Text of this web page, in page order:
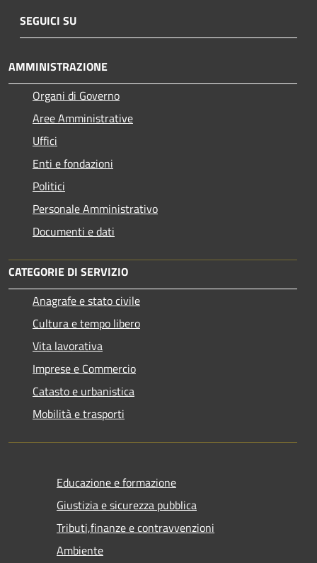
SEGUICI SU
AMMINISTRAZIONE
Organi di Governo
Aree Amministrative
Uffici
Enti e fondazioni
Politici
Personale Amministrativo
Documenti e dati
CATEGORIE DI SERVIZIO
Anagrafe e stato civile
Cultura e tempo libero
Vita lavorativa
Imprese e Commercio
Catasto e urbanistica
Mobilità e trasporti
Educazione e formazione
Giustizia e sicurezza pubblica
Tributi,finanze e contravvenzioni
Ambiente